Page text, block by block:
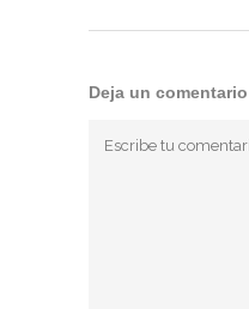
Deja un comentario